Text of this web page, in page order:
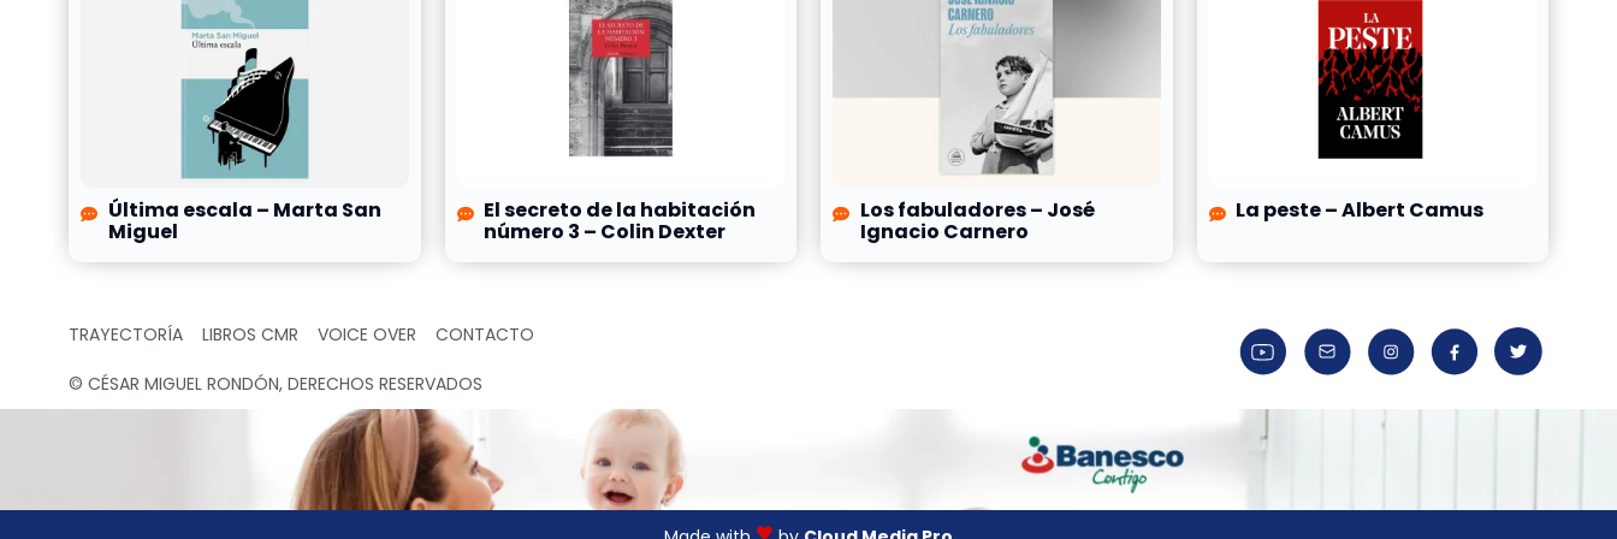
Última escala – Marta San
Miguel
El secreto de la habitación
número 3 – Colin Dexter
Los fabuladores – José
Ignacio Carnero
La peste – Albert Camus
TRAYECTORÍA LIBROS CMR VOICE OVER CONTACTO
© CÉSAR MIGUEL RONDÓN, DERECHOS RESERVADOS